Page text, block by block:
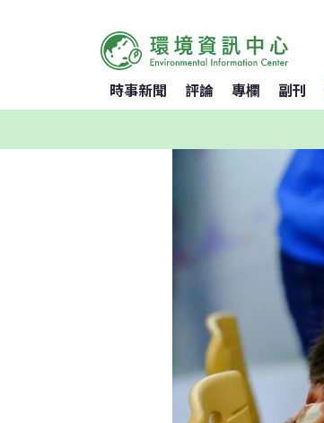
時事新聞 評論 專欄 副刊